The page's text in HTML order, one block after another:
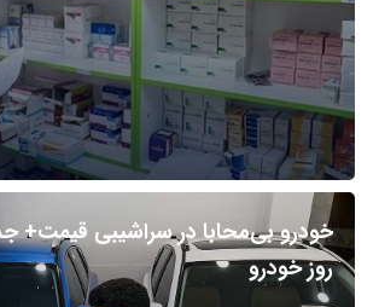
خودرو بی‌محابا در سراشیبی قیمت+
روز خودرو